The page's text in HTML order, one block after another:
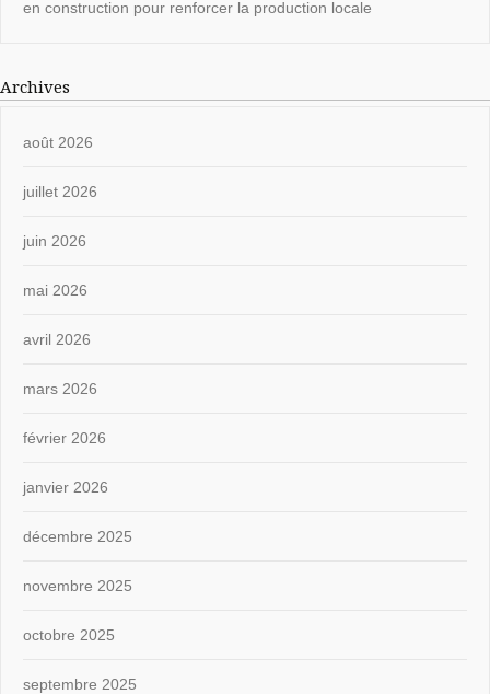
en construction pour renforcer la production locale
Archives
août 2026
juillet 2026
juin 2026
mai 2026
avril 2026
mars 2026
février 2026
janvier 2026
décembre 2025
novembre 2025
octobre 2025
septembre 2025